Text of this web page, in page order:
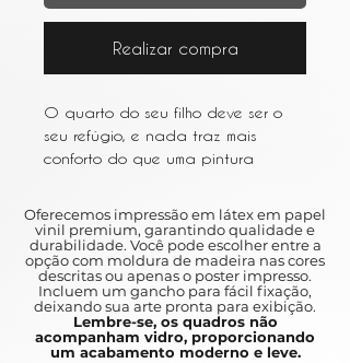
Realizar compra
O quarto do seu filho deve ser o
seu refúgio, e nada traz mais
conforto do que uma pintura
atenção do seu filho, estimular a
sua imaginação e dar-lhes uma
calorosa sensação de
familiaridade.
Your child's bedroom should be your
Oferecemos impressão em látex em papel
vinil premium, garantindo qualidade e
durabilidade. Você pode escolher entre a
opção com moldura de madeira nas cores
descritas ou apenas o poster impresso.
Incluem um gancho para fácil fixação,
deixando sua arte pronta para exibição.
Lembre-se, os quadros não
acompanham vidro, proporcionando
um acabamento moderno e leve.